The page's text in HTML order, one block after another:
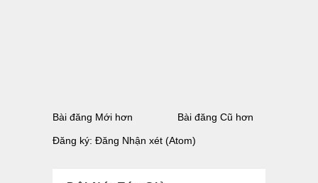
Bài đăng Mới hơn Bài đăng Cũ hơn
Đăng ký: Đăng Nhận xét (Atom)